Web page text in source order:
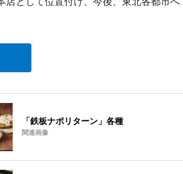
「鉄板ナポリターン」各種
関連画像